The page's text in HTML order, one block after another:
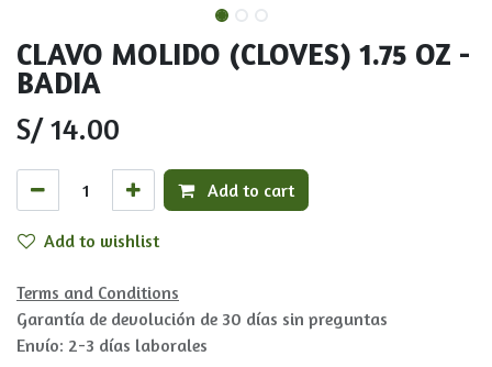
CLAVO MOLIDO (CLOVES) 1.75 OZ -
BADIA
S/14.00
Add to cart
Add to wishlist
Terms and Conditions
Garantía de devolución de 30 días sin preguntas
Envío: 2-3 días laborales